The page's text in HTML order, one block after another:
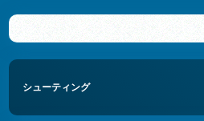
シューティング